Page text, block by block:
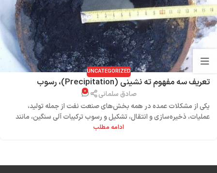
UNCATEGORIZED
تعریف سه مفهوم ته نشینی (Precipitation)، رسوب
آسفالتین
صادق سلمانی ۰
یکی از مشکلات عمده در همه بخش‌های صنعت نفت از جمله تولید،
عملیات، ذخیره‌سازی و انتقال، تشکیل و رسوب ترکیبات آلی سنگین، مانند
آسفالتین و واکس در تجهیزات و خطوط لوله است ...
ادامه مطلب